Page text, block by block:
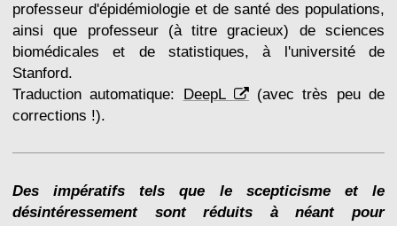
professeur d'épidémiologie et de santé des populations,
ainsi que professeur (à titre gracieux) de sciences
biomédicales et de statistiques, à l'université de
Stanford.
Traduction automatique: DeepL
(avec très peu de
corrections !).
Des impératifs tels que le scepticisme et le
désintéressement sont réduits à néant pour